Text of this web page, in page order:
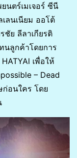
นตร์เมเจอร์ ซีนี
ลนเนียม ออโต้
ย ลีลาเกียรติ
นลูกค้าโดยการ
เพื่อให้
– Dead
ก่อนใคร โดย